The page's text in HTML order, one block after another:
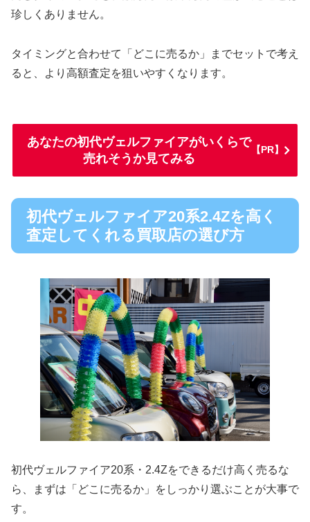
珍しくありません。
タイミングと合わせて「どこに売るか」までセットで考え
ると、より高額査定を狙いやすくなります。
あなたの初代ヴェルファイアがいくらで
売れそうか見てみる
【PR】
初代ヴェルファイア20系2.4Zを高く
査定してくれる買取店の選び方
初代ヴェルファイア20系・2.4Zをできるだけ高く売るな
ら、まずは「どこに売るか」をしっかり選ぶことが大事で
す。